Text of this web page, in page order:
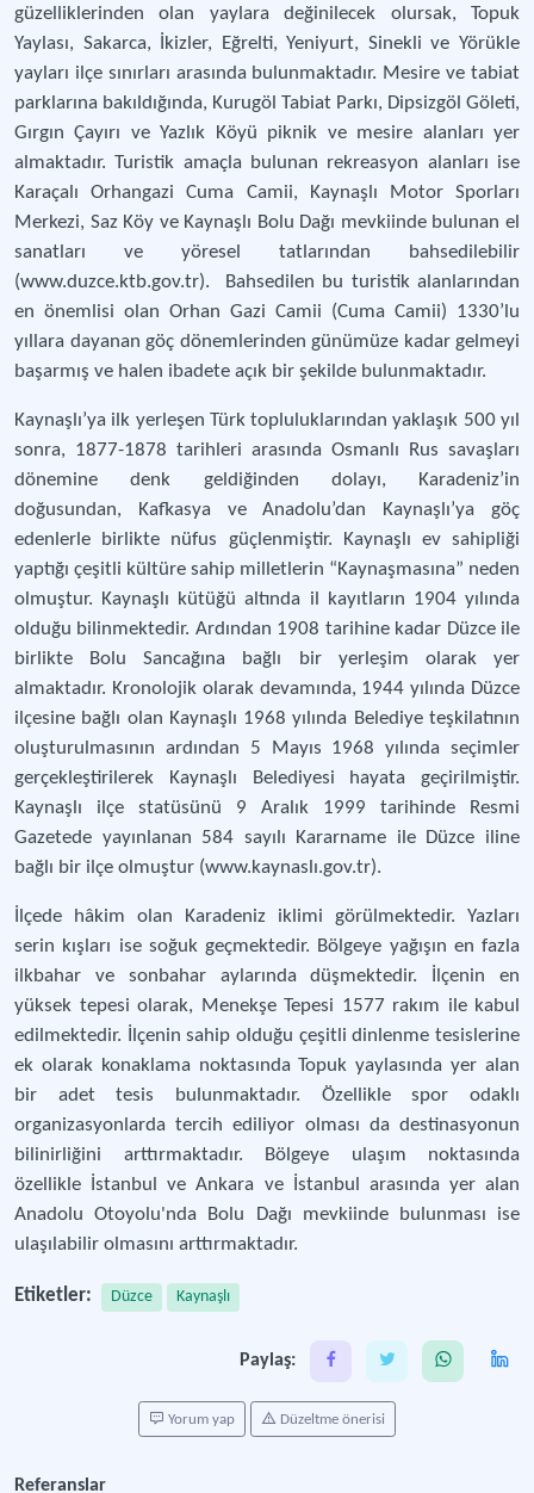
güzelliklerinden olan yaylara değinilecek olursak, Topuk
Yaylası, Sakarca, İkizler, Eğrelti, Yeniyurt, Sinekli ve Yörükle
yayları ilçe sınırları arasında bulunmaktadır. Mesire ve tabiat
parklarına bakıldığında, Kurugöl Tabiat Parkı, Dipsizgöl Göleti,
Gırgın Çayırı ve Yazlık Köyü piknik ve mesire alanları yer
almaktadır. Turistik amaçla bulunan rekreasyon alanları ise
Karaçalı Orhangazi Cuma Camii, Kaynaşlı Motor Sporları
Merkezi, Saz Köy ve Kaynaşlı Bolu Dağı mevkiinde bulunan el
sanatları ve yöresel tatlarından bahsedilebilir
(www.duzce.ktb.gov.tr). Bahsedilen bu turistik alanlarından
en önemlisi olan Orhan Gazi Camii (Cuma Camii) 1330’lu
yıllara dayanan göç dönemlerinden günümüze kadar gelmeyi
başarmış ve halen ibadete açık bir şekilde bulunmaktadır.
Kaynaşlı’ya ilk yerleşen Türk topluluklarından yaklaşık 500 yıl
sonra, 1877-1878 tarihleri arasında Osmanlı Rus savaşları
dönemine denk geldiğinden dolayı, Karadeniz’in
doğusundan, Kafkasya ve Anadolu’dan Kaynaşlı’ya göç
edenlerle birlikte nüfus güçlenmiştir. Kaynaşlı ev sahipliği
yaptığı çeşitli kültüre sahip milletlerin “Kaynaşmasına” neden
olmuştur. Kaynaşlı kütüğü altında il kayıtların 1904 yılında
olduğu bilinmektedir. Ardından 1908 tarihine kadar Düzce ile
birlikte Bolu Sancağına bağlı bir yerleşim olarak yer
almaktadır. Kronolojik olarak devamında, 1944 yılında Düzce
ilçesine bağlı olan Kaynaşlı 1968 yılında Belediye teşkilatının
oluşturulmasının ardından 5 Mayıs 1968 yılında seçimler
gerçekleştirilerek Kaynaşlı Belediyesi hayata geçirilmiştir.
Kaynaşlı ilçe statüsünü 9 Aralık 1999 tarihinde Resmi
Gazetede yayınlanan 584 sayılı Kararname ile Düzce iline
bağlı bir ilçe olmuştur (www.kaynaslı.gov.tr).
İlçede hâkim olan Karadeniz iklimi görülmektedir. Yazları
serin kışları ise soğuk geçmektedir. Bölgeye yağışın en fazla
ilkbahar ve sonbahar aylarında düşmektedir. İlçenin en
yüksek tepesi olarak, Menekşe Tepesi 1577 rakım ile kabul
edilmektedir. İlçenin sahip olduğu çeşitli dinlenme tesislerine
ek olarak konaklama noktasında Topuk yaylasında yer alan
bir adet tesis bulunmaktadır. Özellikle spor odaklı
organizasyonlarda tercih ediliyor olması da destinasyonun
bilinirliğini arttırmaktadır. Bölgeye ulaşım noktasında
özellikle İstanbul ve Ankara ve İstanbul arasında yer alan
Anadolu Otoyolu'nda Bolu Dağı mevkiinde bulunması ise
ulaşılabilir olmasını arttırmaktadır.
Etiketler: Düzce Kaynaşlı
Paylaş:
Yorum yap Düzeltme önerisi
Referanslar